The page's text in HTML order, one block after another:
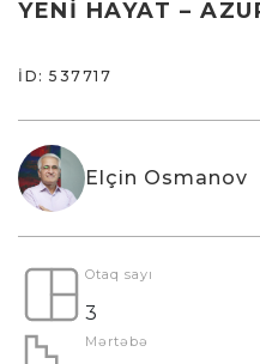
YENİ HAYAT –
İD: 537717
Elçin Osmanov
Otaq sayı
3
Mərtəbə